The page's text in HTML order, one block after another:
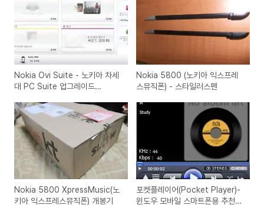
Nokia Ovi Suite - 노키아 차세
대 PC Suite 업그레이드
Nokia 5800 (노키아 익스프레
스뮤직폰) - 스타일러스펜
Nokia 5800 XpressMusic(노
키아 익스프레스뮤직폰) 개봉기
포켓플레이어(Pocket Player)-
윈도우 모바일 스마트폰용 추천